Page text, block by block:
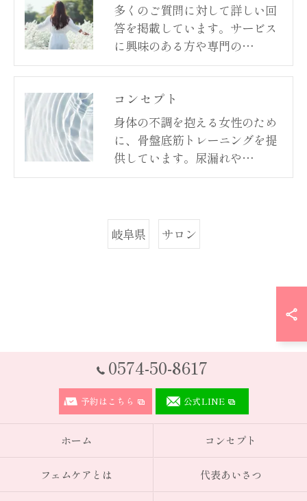
多くのご質問に対して詳しい回
答を掲載しています。サービス
に興味のある方や専門の…
コンセプト
身体の不調を抱える女性のため
に、骨盤底筋トレーニングを提
供しています。尿漏れや…
岐阜県 サロン
0574-50-8617
予約はこちら 公式LINE
ホーム コンセプト
フェムケアとは 代表あいさつ